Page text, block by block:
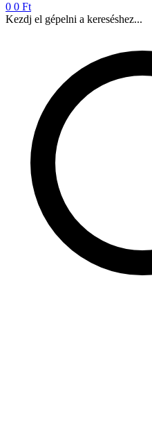
0 0 Ft
Kezdj el gépelni a kereséshez...